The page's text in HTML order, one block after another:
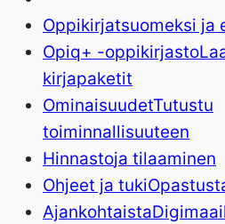
Oppikirjatsuomeksi ja
Opiq+ -oppikirjasto
kirjapaketit
OminaisuudetTutustu
toiminnallisuuteen
Hinnastoja tilaaminen
Ohjeet ja tuki
Ajankohtaista